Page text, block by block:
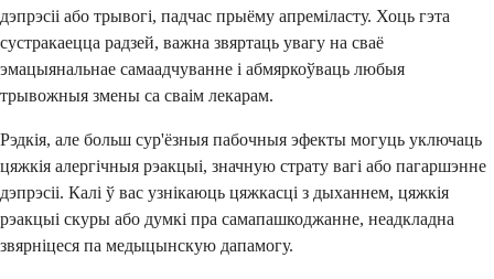
дэпрэсіі або трывогі, падчас прыёму апреміласту. Хоць гэта
сустракаецца радзей, важна звяртаць увагу на сваё
эмацыянальнае самаадчуванне і абмяркоўваць любыя
трывожныя змены са сваім лекарам.
Рэдкія, але больш сур'ёзныя пабочныя эфекты могуць уключаць
цяжкія алергічныя рэакцыі, значную страту вагі або пагаршэнне
дэпрэсіі. Калі ў вас узнікаюць цяжкасці з дыханнем, цяжкія
рэакцыі скуры або думкі пра самапашкоджанне, неадкладна
звярніцеся па медыцынскую дапамогу.